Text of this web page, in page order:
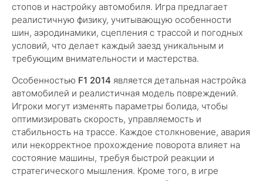
стопов и настройку автомобиля. Игра предлагает
реалистичную физику, учитывающую особенности
шин, аэродинамики, сцепления с трассой и погодных
условий, что делает каждый заезд уникальным и
требующим внимательности и мастерства.
Особенностью F1 2014 является детальная настройка
автомобилей и реалистичная модель повреждений.
Игроки могут изменять параметры болида, чтобы
оптимизировать скорость, управляемость и
стабильность на трассе. Каждое столкновение, авария
или некорректное прохождение поворота влияет на
состояние машины, требуя быстрой реакции и
стратегического мышления. Кроме того, в игре